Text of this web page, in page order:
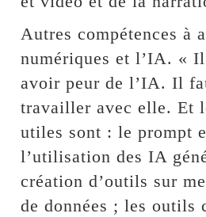
Autres compétences à
numériques et l’IA. «
avoir peur de l’IA. Il
travailler avec elle. Et
utiles sont : le prompt
l’utilisation des IA
création d’outils sur
de données ; les outils